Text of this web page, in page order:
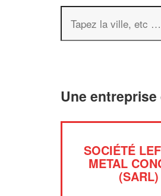
Une
SOCIÉTÉ
METAL
(SARL)